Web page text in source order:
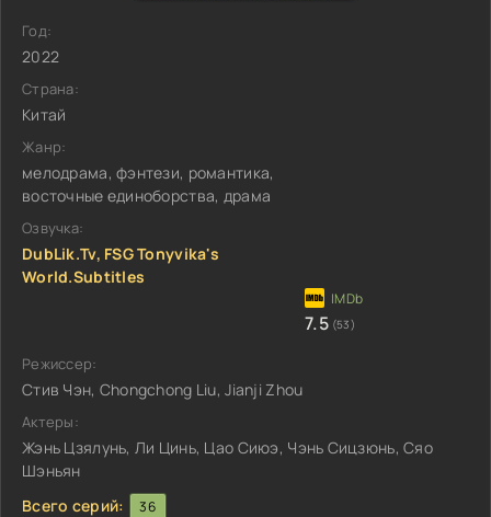
Год:
2022
Страна:
Китай
Жанр:
мелодрама, фэнтези, романтика,
восточные единоборства, драма
Озвучка:
DubLik.Tv, FSG Tonyvika's
World.Subtitles
7.5 (53)
Режиссер:
Стив Чэн, Chongchong Liu, Jianji Zhou
Актеры:
Жэнь Цзялунь, Ли Цинь, Цао Сиюэ, Чэнь Сицзюнь, Сяо
Шэньян
Всего серий:
36